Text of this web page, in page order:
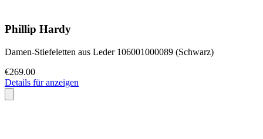
Phillip Hardy
Damen-Stiefeletten aus Leder 106001000089 (Schwarz)
€269.00
Details für anzeigen